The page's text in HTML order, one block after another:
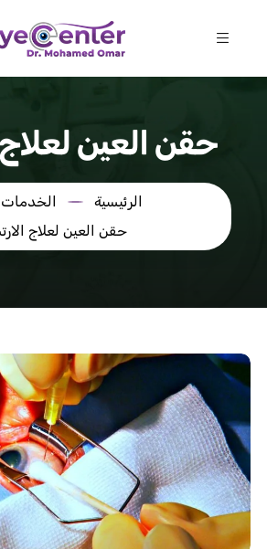
حقن العين لعلاج
الرئيسية
الخدمات
حقن العين لعلاج